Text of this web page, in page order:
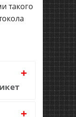
такого
+
+